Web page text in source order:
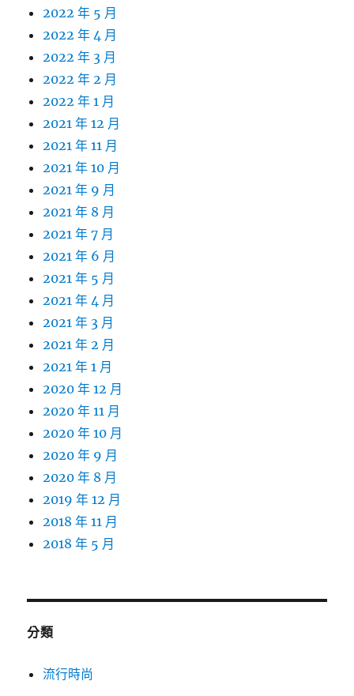
2022 年 5 月
2022 年 4 月
2022 年 3 月
2022 年 2 月
2022 年 1 月
2021 年 12 月
2021 年 11 月
2021 年 10 月
2021 年 9 月
2021 年 8 月
2021 年 7 月
2021 年 6 月
2021 年 5 月
2021 年 4 月
2021 年 3 月
2021 年 2 月
2021 年 1 月
2020 年 12 月
2020 年 11 月
2020 年 10 月
2020 年 9 月
2020 年 8 月
2019 年 12 月
2018 年 11 月
2018 年 5 月
分類
流行時尚